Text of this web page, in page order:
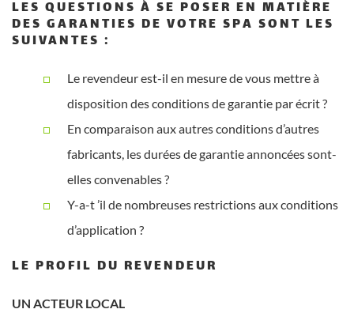
LES QUESTIONS À SE POSER EN MATIÈRE
DES GARANTIES DE VOTRE SPA SONT LES
SUIVANTES :
Le revendeur est-il en mesure de vous mettre à
disposition des conditions de garantie par écrit ?
En comparaison aux autres conditions d’autres
fabricants, les durées de garantie annoncées sont-
elles convenables ?
Y-a-t ’il de nombreuses restrictions aux conditions
d’application ?
LE PROFIL DU REVENDEUR
UN ACTEUR LOCAL